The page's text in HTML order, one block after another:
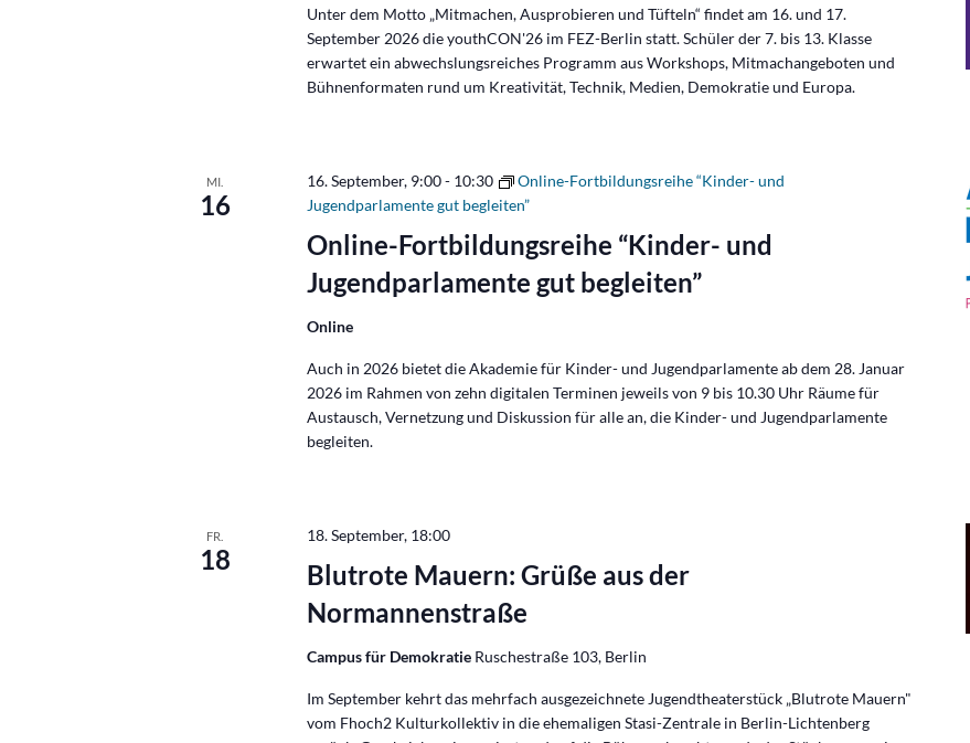
Unter dem Motto „Mitmachen, Ausprobieren und Tüfteln“ findet am 16. und 17.
September 2026 die youthCON'26 im FEZ-Berlin statt. Schüler der 7. bis 13. Klasse
erwartet ein abwechslungsreiches Programm aus Workshops, Mitmachangeboten und
Bühnenformaten rund um Kreativität, Technik, Medien, Demokratie und Europa.
MI.
16
Online-Fortbildungsreihe “Kinder- und
Jugendparlamente gut begleiten”
16. September, 9:00- 10:30
Online-Fortbildungsreihe “Kinder- und
Jugendparlamente gut begleiten”
Online
Auch in 2026 bietet die Akademie für Kinder- und Jugendparlamente ab dem 28. Januar
2026 im Rahmen von zehn digitalen Terminen jeweils von 9 bis 10.30 Uhr Räume für
Austausch, Vernetzung und Diskussion für alle an, die Kinder- und Jugendparlamente
begleiten.
FR.
18
Blutrote Mauern: Grüße aus der
Normannenstraße
18. September, 18:00
Campus für Demokratie Ruschestraße 103, Berlin
Im September kehrt das mehrfach ausgezeichnete Jugendtheaterstück „Blutrote Mauern"
vom Fhoch2 Kulturkollektiv in die ehemaligen Stasi-Zentrale in Berlin-Lichtenberg